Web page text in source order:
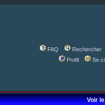
FAQ
Rechercher
Profil
Se
Voir